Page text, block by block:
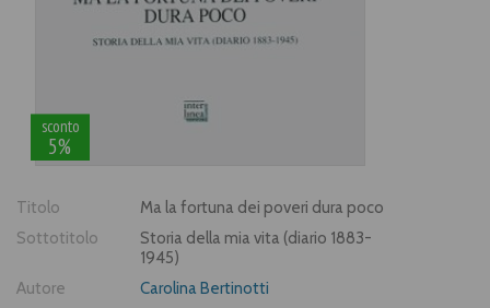
sconto
5%
Titolo
Ma la fortuna dei poveri dura poco
Sottotitolo
Storia della mia vita (diario 1883-
1945)
Autore
Carolina Bertinotti